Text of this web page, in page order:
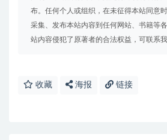
布。任何个人或组织，在未征得本站同意
采集、发布本站内容到任何网站、书籍等
站内容侵犯了原著者的合法权益，可联系我
收藏 海报 链接